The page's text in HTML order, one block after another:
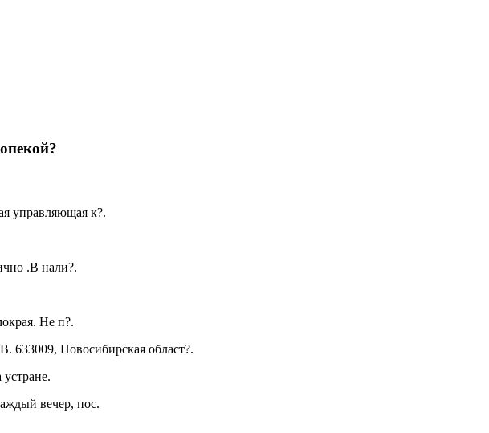
управляющая к?.
.В нали?.
Не п?.
Новосибирская област?.
вечер, пос.